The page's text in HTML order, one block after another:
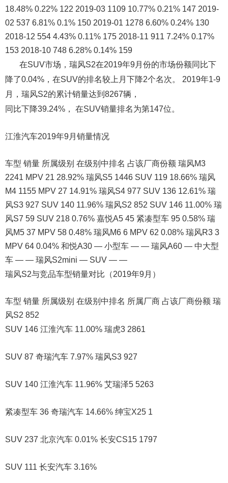
18.48% 0.22% 122 2019-03 1109 10.77% 0.21% 147 2019-
02 537 6.81% 0.1% 150 2019-01 1278 6.60% 0.24% 130
2018-12 554 4.43% 0.11% 175 2018-11 911 7.24% 0.17%
153 2018-10 748 6.28% 0.14% 159
在SUV市场，瑞风S2在2019年9月份的市场份额同比下
降了0.04%，在SUV的排名较上月下降2个名次。 2019年1-9
月，瑞风S2的累计销量达到8267辆，
同比下降39.24%， 在SUV销量排名为第147位。
江淮汽车2019年9月销量情况
车型 销量 所属级别 在级别中排名 占该厂商份额 瑞风M3
2241 MPV 21 28.92% 瑞风S5 1446 SUV 119 18.66% 瑞风
M4 1155 MPV 27 14.91% 瑞风S4 977 SUV 136 12.61% 瑞
风S3 927 SUV 140 11.96% 瑞风S2 852 SUV 146 11.00% 瑞
风S7 59 SUV 218 0.76% 嘉悦A5 45 紧凑型车 95 0.58% 瑞
风M5 37 MPV 58 0.48% 瑞风M6 6 MPV 62 0.08% 瑞风R3 3
MPV 64 0.04% 和悦A30 — 小型车 — — 瑞风A60 — 中大型
车 — — 瑞风S2mini — SUV — —
瑞风S2与竞品车型销量对比（2019年9月）
车型 销量 所属级别 在级别中排名 所属厂商 占该厂商份额 瑞
风S2 852
SUV 146 江淮汽车 11.00% 瑞虎3 2861
SUV 87 奇瑞汽车 7.97% 瑞风S3 927
SUV 140 江淮汽车 11.96% 艾瑞泽5 5263
紧凑型车 36 奇瑞汽车 14.66% 绅宝X25 1
SUV 237 北京汽车 0.01% 长安CS15 1797
SUV 111 长安汽车 3.16%